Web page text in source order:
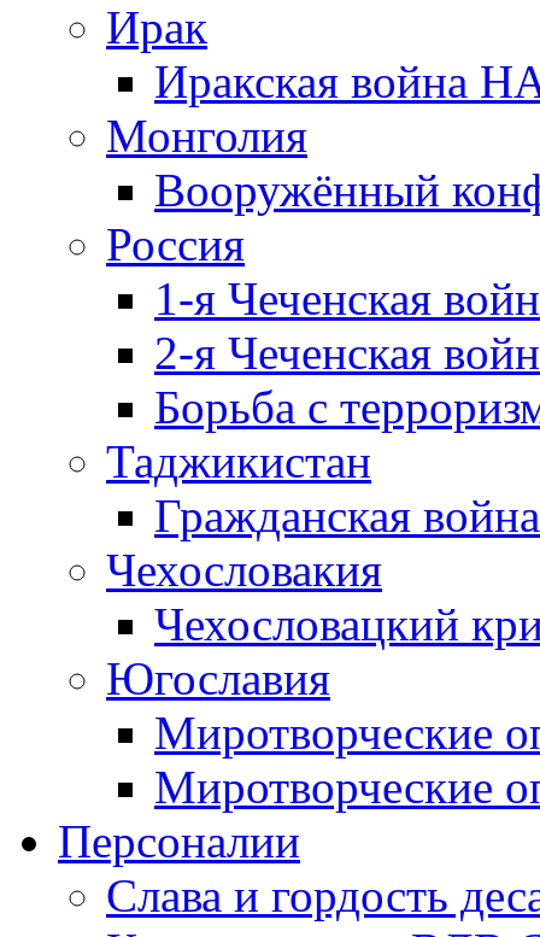
Ирак
Иракская война
Монголия
Вооружённый
Россия
1-я Чеченская
2-я Чеченская
Борьба с
Таджикистан
Гражданская
Чехословакия
Чехословацкий
Югославия
Миротворческие
Миротворческие
Персоналии
Слава и гордость